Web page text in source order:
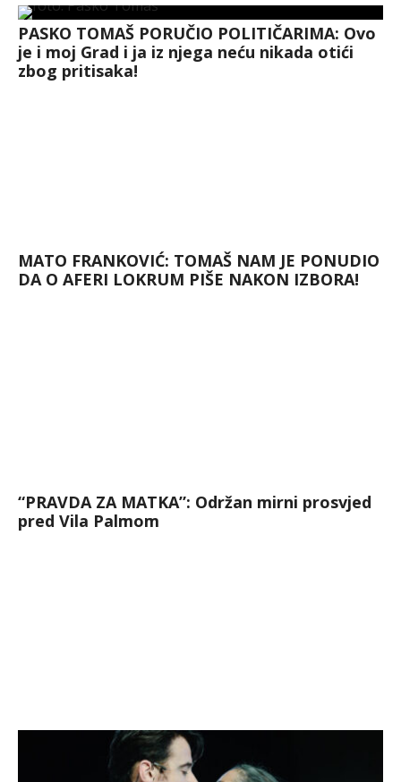
PASKO TOMAŠ PORUČIO POLITIČARIMA: Ovo
je i moj Grad i ja iz njega neću nikada otići
zbog pritisaka!
MATO FRANKOVIĆ: TOMAŠ NAM JE PONUDIO
DA O AFERI LOKRUM PIŠE NAKON IZBORA!
“PRAVDA ZA MATKA”: Održan mirni prosvjed
pred Vila Palmom